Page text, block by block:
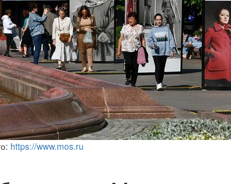
https://www.mos.ru